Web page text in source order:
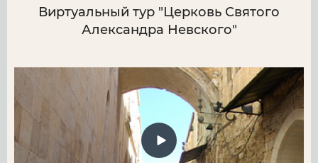
Виртуальный тур "Церковь Святого
Александра Невского"